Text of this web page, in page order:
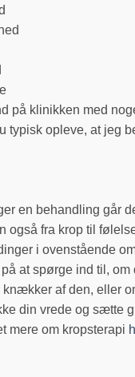
på klinikken med
typisk opleve, at jeg
en behandling går
også fra krop til
i ovenstående
at spørge ind til, om
af den, eller
din vrede og sætte
mere om kropsterapi